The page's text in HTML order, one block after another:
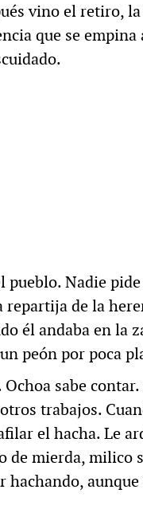
vino el retiro,
que se
pueblo. Nadie
repartija de la
él andaba en la
peón por poca
sabe
trabajos.
el hacha. Le
de mierda, milico